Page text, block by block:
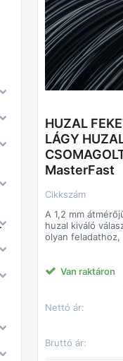
HUZAL
LÁGY
MasterFast
Cikkszám
A 1,2 mm
huzal kiváló
olyan
lágyított anyag
huzal könnyen
csomózható és
legyen, mégis
kiszerelés
ipari,
építőipari
Van raktáron
Nettó ár:
Bruttó ár: